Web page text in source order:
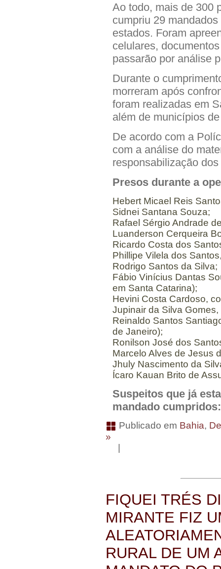
Ao todo, mais de 300
cumpriu 29
estados. Foram
celulares,
passarão por análise
Durante o
morreram após
foram realizadas em
além de municípios
De acordo com a
com a análise do
responsabilização
Presos durante a
Hebert Micael Reis
Sidnei Santana Souza;
Rafael Sérgio Andrade
Luanderson Cerqueira
Ricardo Costa dos
Phillipe Vilela dos
Rodrigo Santos da Silva;
Fábio Vinícius Dantas
em Santa Catarina);
Hevini Costa Cardoso,
Jupinair da Silva Gomes,
Reinaldo Santos
de Janeiro);
Ronilson José dos
Marcelo Alves de Jesus
Jhuly Nascimento da
Ícaro Kauan Brito de
Suspeitos que já
mandado cumpridos:
Publicado em Bahia,
»
|
FIQUEI TRÉS
MIRANTE FIZ
RURAL DE UM